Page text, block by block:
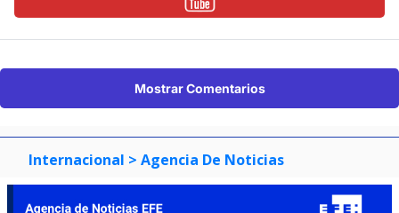
Mostrar Comentarios
Internacional > Agencia De Noticias